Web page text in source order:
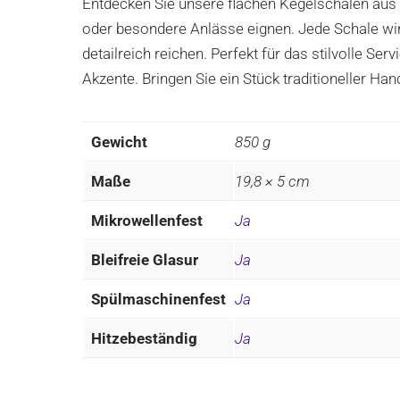
Entdecken Sie unsere flachen Kegelschalen
oder besondere Anlässe eignen. Jede Schale
detailreich reichen. Perfekt für das stilvolle
Akzente. Bringen Sie ein Stück traditioneller
Gewicht 850 g
Maße 19,8 × 5 cm
Mikrowellenfest Ja
Bleifreie Glasur Ja
Spülmaschinenfest Ja
Hitzebeständig Ja